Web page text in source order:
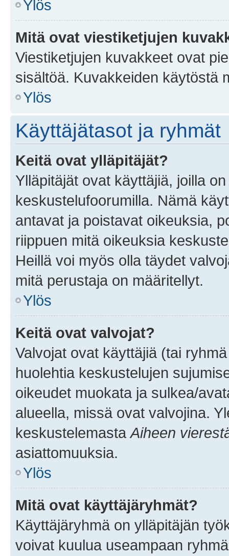
Ylös
Mitä ovat viestiketjujen
Viestiketjujen kuvakkeet ovat
sisältöä. Kuvakkeiden käytöstä
Ylös
Käyttäjätasot ja ryhmät
Keitä ovat ylläpitäjät?
Ylläpitäjät ovat käyttäjiä, joilla
keskustelufoorumilla. Nämä
antavat ja poistavat oikeuksia,
riippuen mitä oikeuksia
Heillä voi myös olla täydet
mitä perustaja on määritellyt.
Ylös
Keitä ovat valvojat?
Valvojat ovat käyttäjiä (tai
huolehtia keskustelujen
oikeudet muokata ja sulkea/
alueella, missä ovat valvojina.
keskustelemasta Aiheen
asiattomuuksia.
Ylös
Mitä ovat käyttäjäryhmät?
Käyttäjäryhmä on ylläpitäjän
voivat kuulua useampaan